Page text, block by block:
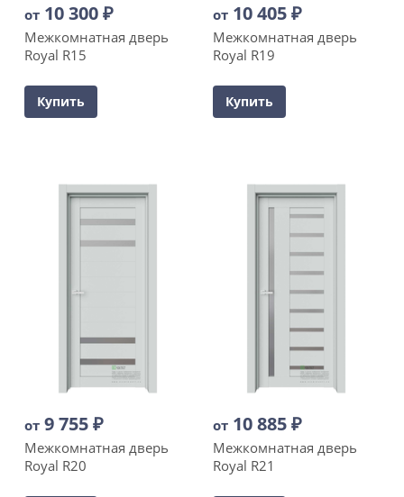
от 10 300₽
Межкомнатная дверь
Royal R15
Купить
от 10 405₽
Межкомнатная дверь
Royal R19
Купить
от 9 755₽
Межкомнатная дверь
Royal R20
от 10 885₽
Межкомнатная дверь
Royal R21